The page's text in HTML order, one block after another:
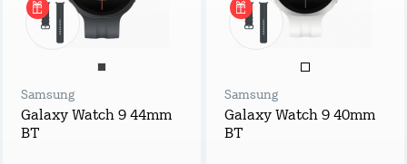
Samsung
Galaxy Watch 9 44mm
BT
Samsung
Galaxy Watch 9 40mm
BT